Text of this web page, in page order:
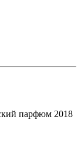
парфюм 2018